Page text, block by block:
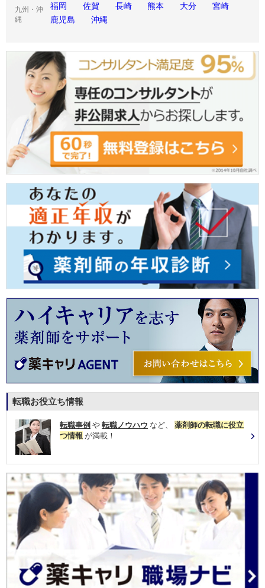
九州・沖
縄
福岡 佐賀 長崎 熊本 大分
宮崎
鹿児島
沖縄
転職お役立ち情報
転職事例 や 転職ノウハウ など、 薬剤師の転職に役立
つ情報 が満載！